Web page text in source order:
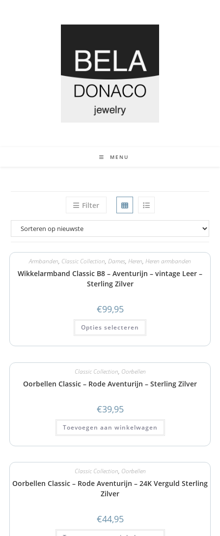
MENU
Filter
Armbanden, Classic Collection, Dames, Heren, Heren armbanden
Wikkelarmband Classic B8 – Aventurijn – vintage Leer –
Sterling Zilver
€99,95
Opties selecteren
Classic Collection, Oorbellen
Oorbellen Classic – Rode Aventurijn – Sterling Zilver
€39,95
Toevoegen aan winkelwagen
Classic Collection, Oorbellen
Oorbellen Classic – Rode Aventurijn – 24K Verguld Sterling
Zilver
€44,95